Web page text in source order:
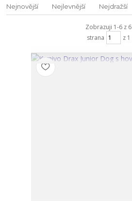
Nejnovější Nejlevnější Nejdražší
Zobrazuji 1-6 z 6
strana
z 1